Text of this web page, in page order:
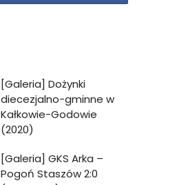
[Galeria] Dożynki
diecezjalno-gminne w
Kałkowie-Godowie
(2020)
[Galeria] GKS Arka –
Pogoń Staszów 2:0